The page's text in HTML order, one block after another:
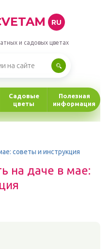
RU
и садовых цветах
Садовые
цветы
Полезная
информация
советы и инструкция
на даче в мае: